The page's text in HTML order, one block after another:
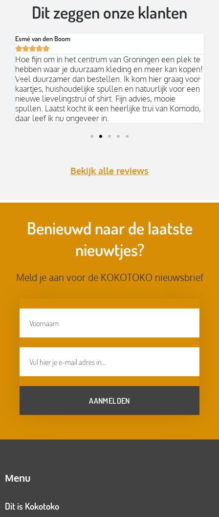
Dit zeggen onze klanten
Esmé van den Boom

Hoe fijn om in het centrum van Groningen een plek te
hebben waar je duurzaam kleding en meer kan kopen!
Veel duurzamer dan bestellen. Ik kom hier graag voor
kaartjes, huishoudelijke spullen en natuurlijk voor een
nieuwe lievelingstrui of shirt. Fijn advies, mooie
spullen. Laatst kocht ik een heerlijke trui van Komodo,
daar leef ik nu ongeveer in.
Bekijk alle reviews
Benieuwd naar de laatste
nieuwtjes?
Meld je aan voor de KOKOTOKO nieuwsbrief
AANMELDEN
Menu
Dit is Kokotoko